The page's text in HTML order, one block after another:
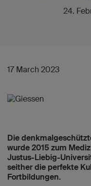
24.
17 March 2023
Die
wurde 2015 zum
Justus-Liebig-
seither die perfekte
Fortbildungen.